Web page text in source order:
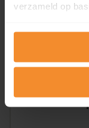
verzameld op